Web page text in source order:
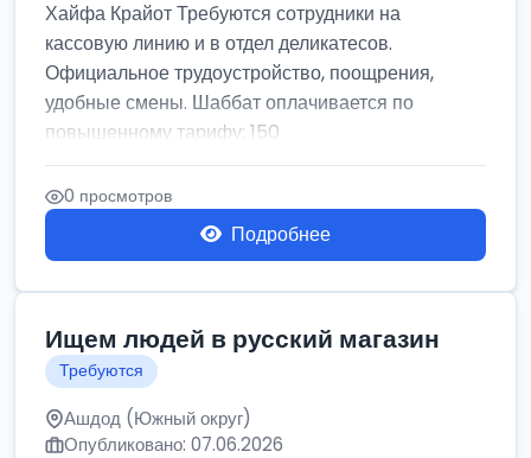
Хайфа Крайот Требуются сотрудники на
кассовую линию и в отдел деликатесов.
Официальное трудоустройство, поощрения,
удобные смены. Шаббат оплачивается по
повышенному тарифу: 150
0 просмотров
Подробнее
Ищем людей в русский магазин
Требуются
Ашдод (Южный округ)
Опубликовано: 07.06.2026